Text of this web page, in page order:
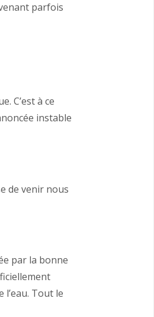
parfois
C’est à ce
instable
de venir nous
par la bonne
Tout le